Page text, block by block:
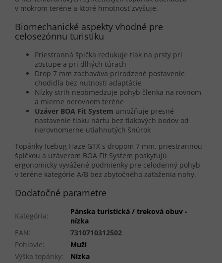
v mokrom teréne a ktoré hmotnosť zvyšuje.
Biomechanické aspekty vhodné pre
celosezónnu turistiku
Priestranná špička redukuje tlak na prsty pri
zostupe a pri dlhých túrach
Drop 7 mm zachováva prirodzené postavenie
chodidla bez nutnosti adaptácie
Nízky strih neobmedzuje pohyb členka na rovnom
a mierne nerovnom teréne
Uzáver BOA Fit System umožňuje presné
nastavenie tlaku nártu bez tlakových bodov od
nerovnomerne utiahnutých šnúrok
Topánky Icebug Haze GTX s dropom 7 mm, priestrannou
špičkou a uzáverom BOA Fit System poskytujú
ergonomicky vyvážené podmienky pre celodenný pohyb
v teréne kategórie A/B bez zbytočného zaťaženia nohy.
Dodatočné parametre
Kategória:
Pánska turistická / treková obuv -
nízka
EAN:
7310710312502
Pohlavie:
Muži
Výška topánky:
Nízka